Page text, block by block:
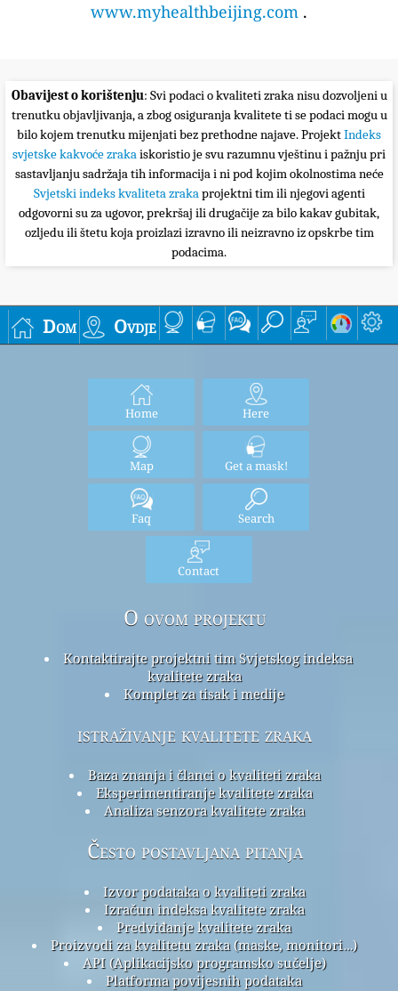
www.myhealthbeijing.com .
Obavijest o korištenju: Svi podaci o kvaliteti zraka nisu dozvoljeni u
trenutku objavljivanja, a zbog osiguranja kvalitete ti se podaci mogu u
bilo kojem trenutku mijenjati bez prethodne najave. ProjektIndeks
svjetske kakvoće zrakaiskoristio je svu razumnu vještinu i pažnju pri
sastavljanju sadržaja tih informacija i ni pod kojim okolnostima neće
Svjetski indeks kvaliteta zrakaprojektni tim ili njegovi agenti
odgovorni su za ugovor, prekršaj ili drugačije za bilo kakav gubitak,
ozljedu ili štetu koja proizlazi izravno ili neizravno iz opskrbe tim
podacima.
Dom Ovdje
Home Here
Map Get a mask!
Faq Search
Contact
O ovom projektu
Kontaktirajte projektni tim Svjetskog indeksa
kvalitete zraka
Komplet za tisak i medije
istraživanje kvalitete zraka
Baza znanja i članci o kvaliteti zraka
Eksperimentiranje kvalitete zraka
Analiza senzora kvalitete zraka
Često postavljana pitanja
Izvor podataka o kvaliteti zraka
Izračun indeksa kvalitete zraka
Predviđanje kvalitete zraka
Proizvodi za kvalitetu zraka (maske, monitori…)
API (Aplikacijsko programsko sučelje)
Platforma povijesnih podataka